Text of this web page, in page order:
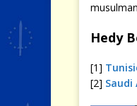
Hedy
[1]
[2] Saudi